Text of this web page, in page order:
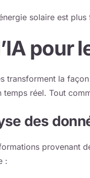
solaire est
pour
transforment la
temps réel. Tout
des
provenant
: